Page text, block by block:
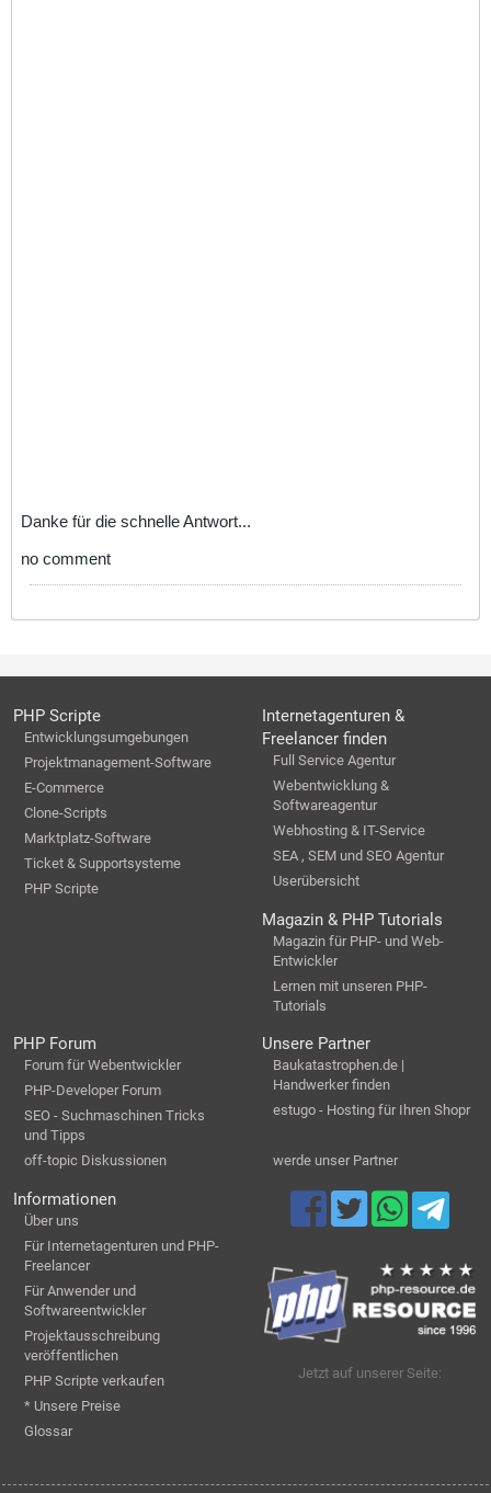
Danke für die schnelle Antwort...
no comment
PHP Scripte
Entwicklungsumgebungen
Projektmanagement-Software
E-Commerce
Clone-Scripts
Marktplatz-Software
Ticket & Supportsysteme
PHP Scripte
Internetagenturen &
Freelancer finden
Full Service Agentur
Webentwicklung &
Softwareagentur
Webhosting & IT-Service
SEA , SEM und SEO Agentur
Userübersicht
Magazin & PHP Tutorials
Magazin für PHP- und Web-
Entwickler
Lernen mit unseren PHP-
Tutorials
PHP Forum
Forum für Webentwickler
PHP-Developer Forum
SEO - Suchmaschinen Tricks
und Tipps
off-topic Diskussionen
Unsere Partner
Baukatastrophen.de |
Handwerker finden
estugo - Hosting für Ihren Shopr
werde unser Partner
Informationen
Über uns
Für Internetagenturen und PHP-
Freelancer
Für Anwender und
Softwareentwickler
Projektausschreibung
veröffentlichen
PHP Scripte verkaufen
* Unsere Preise
Glossar
Jetzt auf unserer Seite: